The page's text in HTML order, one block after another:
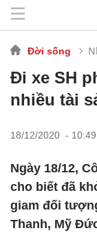
Đời sống
Đi xe SH
nhiều tài
18/12/2020 - 10:49
Ngày 18/12,
cho biết đã
giam đối
Thanh, Mỹ